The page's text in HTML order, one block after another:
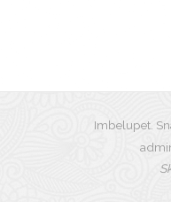
Imbelupet.